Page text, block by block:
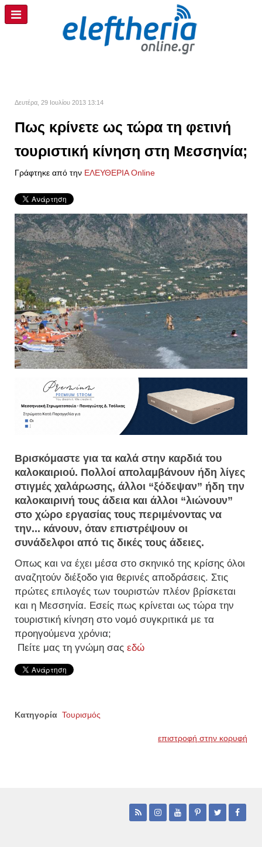
Δευτέρα, 29 Ιουλίου 2013 13:14
Πως κρίνετε ως τώρα τη φετινή
τουριστική κίνηση στη Μεσσηνία;
Γράφτηκε από την ΕΛΕΥΘΕΡΙΑ Online
Βρισκόμαστε για τα καλά στην καρδιά του
καλοκαιριού. Πολλοί απολαμβάνουν ήδη λίγες
στιγμές χαλάρωσης, άλλοι “ξόδεψαν” ήδη την
καλοκαιρινή τους άδεια και άλλοι “λιώνουν”
στο χώρο εργασίας τους περιμένοντας να
την... κάνουν, όταν επιστρέψουν οι
συνάδελφοι από τις δικές τους άδειες.
Οπως και να έχει μέσα στο σκηνικό της κρίσης όλοι
αναζητούν διέξοδο για θερινές αποδράσεις. Στις
πρώτες επιλογές των τουριστών πλέον βρίσκεται
και η Μεσσηνία. Εσείς πως κρίνεται ως τώρα την
τουριστική κίνηση στο νομό συγκριτικά με τα
προηγούμενα χρόνια;
Πείτε μας τη γνώμη σας εδώ
Κατηγορία Τουρισμός
επιστροφή στην κορυφή